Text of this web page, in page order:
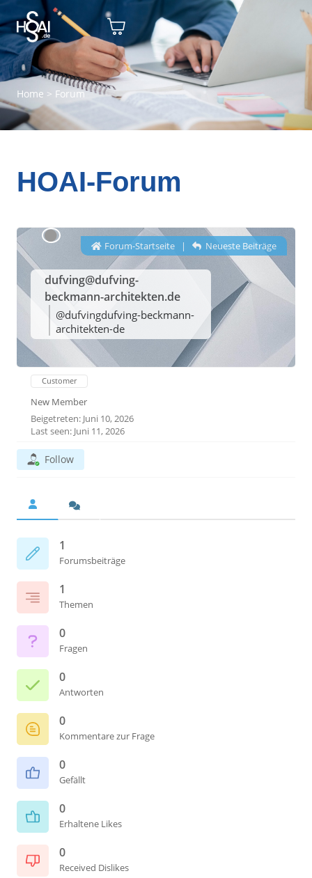
Home > Forum
HOAI-Forum
dufving@dufving-
beckmann-architekten.de
@dufvingdufving-beckmann-
architekten-de
Forum-Startseite| Neueste Beiträge
Customer
New Member
Beigetreten: Juni 10, 2026
Last seen: Juni 11, 2026
Follow
1
Forumsbeiträge
1
Themen
0
Fragen
0
Antworten
0
Kommentare zur Frage
0
Gefällt
0
Erhaltene Likes
0
Received Dislikes